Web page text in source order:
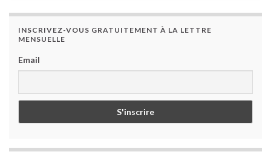
INSCRIVEZ-VOUS GRATUITEMENT À LA LETTRE
MENSUELLE
Email